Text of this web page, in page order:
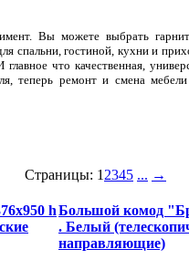
Вы можете выбрать
спальни, гостиной, кухни и
что качественная,
теперь ремонт и смена
Страницы: 1 2345 ... →
hБольшой комод
. Белый
направляющие)